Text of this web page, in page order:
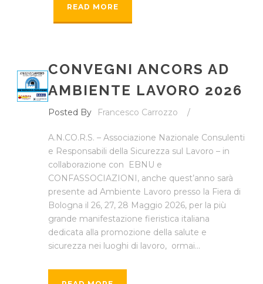
READ MORE
CONVEGNI ANCORS AD
AMBIENTE LAVORO 2026
Posted By Francesco Carrozzo /
A.N.CO.R.S. – Associazione Nazionale Consulenti
e Responsabili della Sicurezza sul Lavoro – in
collaborazione con EBNU e
CONFASSOCIAZIONI, anche quest’anno sarà
presente ad Ambiente Lavoro presso la Fiera di
Bologna il 26, 27, 28 Maggio 2026, per la più
grande manifestazione fieristica italiana
dedicata alla promozione della salute e
sicurezza nei luoghi di lavoro, ormai...